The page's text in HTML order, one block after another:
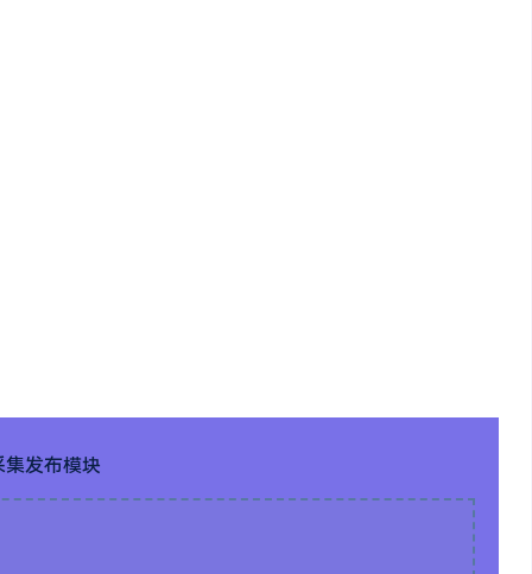
站不提供任何免费技术支持。